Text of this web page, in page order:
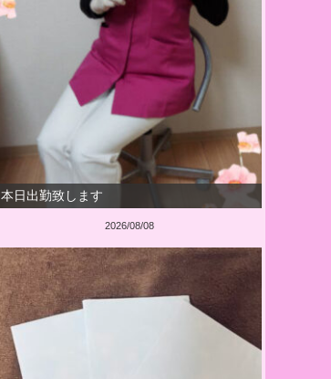
本日出勤致します
2026/08/08